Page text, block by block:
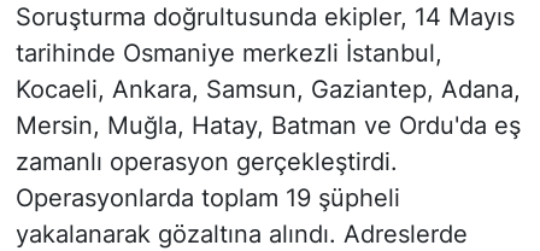
Soruşturma doğrultusunda ekipler, 14 Mayıs
tarihinde Osmaniye merkezli İstanbul,
Kocaeli, Ankara, Samsun, Gaziantep, Adana,
Mersin, Muğla, Hatay, Batman ve Ordu'da eş
zamanlı operasyon gerçekleştirdi.
Operasyonlarda toplam 19 şüpheli
yakalanarak gözaltına alındı. Adreslerde